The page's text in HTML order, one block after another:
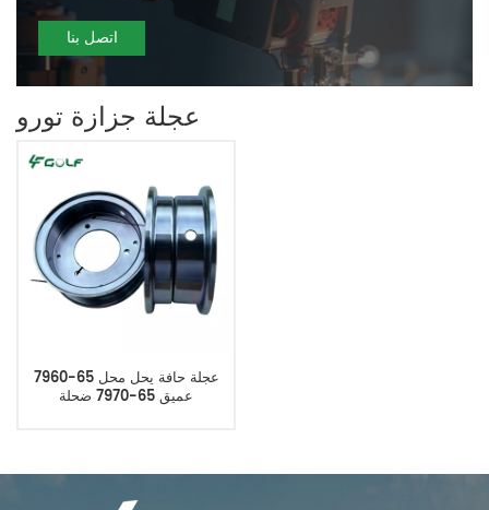
اتصل بنا
عجلة جزازة تورو
عجلة حافة يحل محل 65-7960
عميق 65-7970 ضحلة